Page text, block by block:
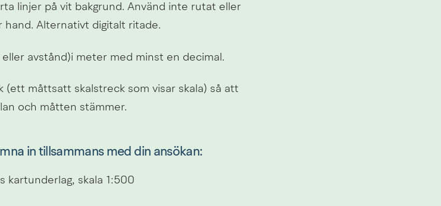
linjer på vit bakgrund. Använd inte rutat eller
hand. Alternativt digitalt ritade.
avstånd)i meter med minst en decimal.
(ett måttsatt skalstreck som visar skala) så att
och måtten stämmer.
in tillsammans med din ansökan:
kartunderlag, skala 1:500